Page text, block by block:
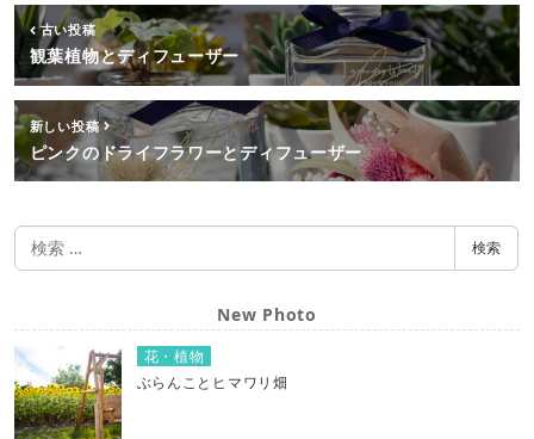
古い投稿
観葉植物とディフューザー
新しい投稿
ピンクのドライフラワーとディフューザー
検
索
検索
New Photo
花・植物
ぶらんことヒマワリ畑